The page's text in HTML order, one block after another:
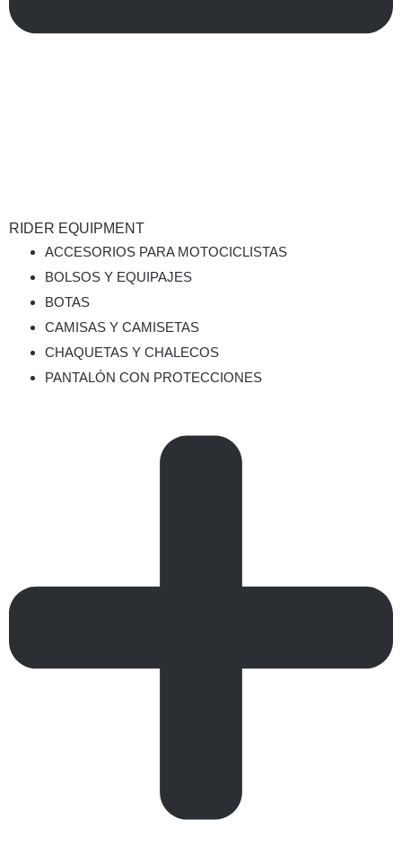
RIDER EQUIPMENT
ACCESORIOS PARA MOTOCICLISTAS
BOLSOS Y EQUIPAJES
BOTAS
CAMISAS Y CAMISETAS
CHAQUETAS Y CHALECOS
PANTALÓN CON PROTECCIONES